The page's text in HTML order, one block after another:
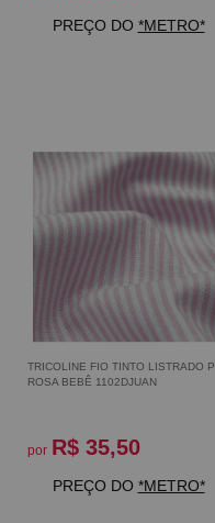
PREÇO DO *METRO*
TRICOLINE FIO TINTO LISTRADO P
ROSA BEBÊ 1102DJUAN
por R$ 35,50
PREÇO DO *METRO*